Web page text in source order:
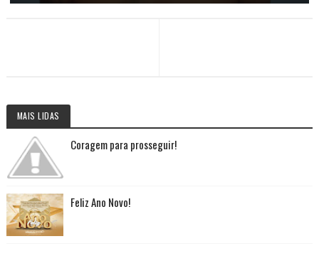
MAIS LIDAS
Coragem para prosseguir!
Feliz Ano Novo!